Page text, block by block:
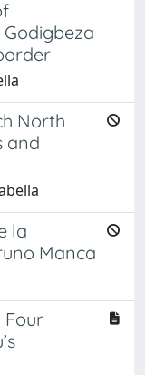
North
and
la
Manca
Four